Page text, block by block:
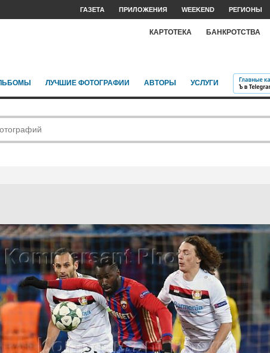
ГАЗЕТА ПРИЛОЖЕНИЯ WEEKEND РЕГИОНЫ
КАРТОТЕКА БАНКРОТСТВА
ЛУЧШИЕ ФОТОГРАФИИ АВТОРЫ УСЛУГИ